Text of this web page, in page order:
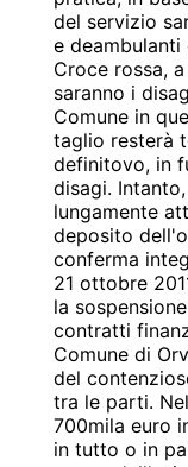
del servizio
e
Croce rossa,
saranno i
Comune in
taglio resterà
definitovo, in
disagi.
lungamente
deposito
conferma
21 ottobre
la
contratti
Comune di
del
tra le parti.
700mila euro
in tutto o in